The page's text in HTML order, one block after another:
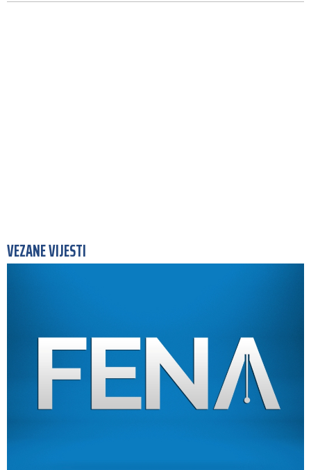
VEZANE VIJESTI